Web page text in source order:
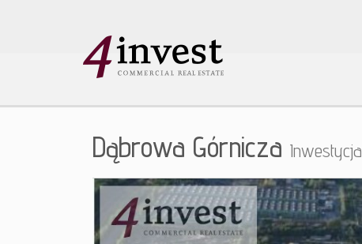
Dąbrowa Górnicza Inwestycja